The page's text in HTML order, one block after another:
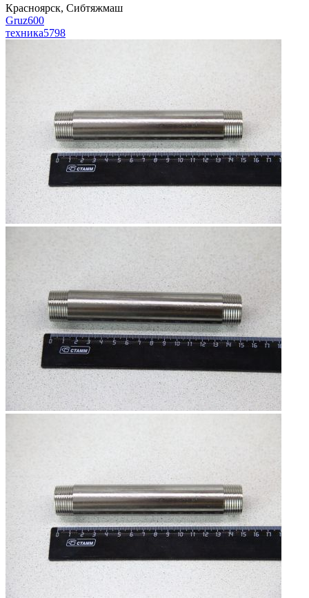
Красноярск, Сибтяжмаш
Gruz600
техника5798